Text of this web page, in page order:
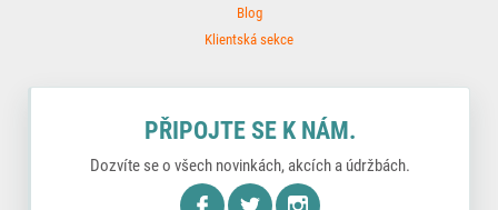
Blog
Klientská sekce
PŘIPOJTE SE K NÁM.
Dozvíte se o všech novinkách, akcích a údržbách.